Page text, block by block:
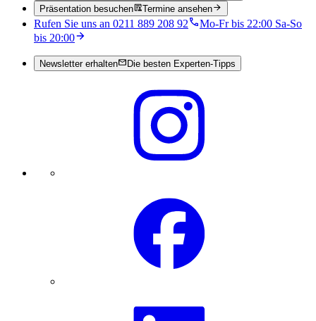
Präsentation besuchen
Termine ansehen
Rufen Sie uns an 0211 889 208 92
Mo-Fr bis 22:00 Sa-So
bis 20:00
Newsletter erhalten Die besten Experten-Tipps